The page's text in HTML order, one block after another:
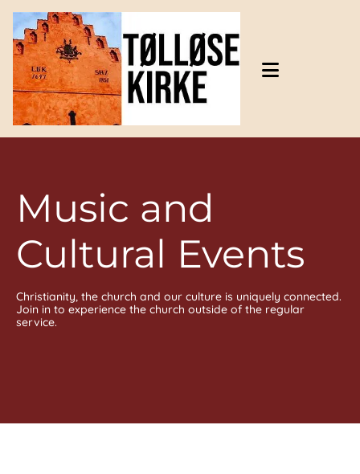
Gå til indhold
Music and
Cultural Events
Christianity, the church and our culture is uniquely connected.
Join in to experience the church outside of the regular
service.